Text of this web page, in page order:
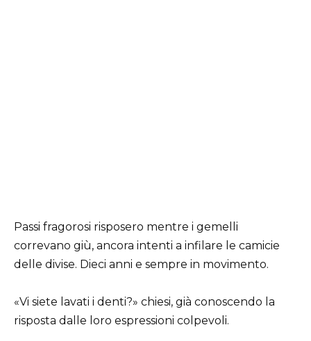
Passi fragorosi risposero mentre i gemelli
correvano giù, ancora intenti a infilare le camicie
delle divise. Dieci anni e sempre in movimento.
«Vi siete lavati i denti?» chiesi, già conoscendo la
risposta dalle loro espressioni colpevoli.